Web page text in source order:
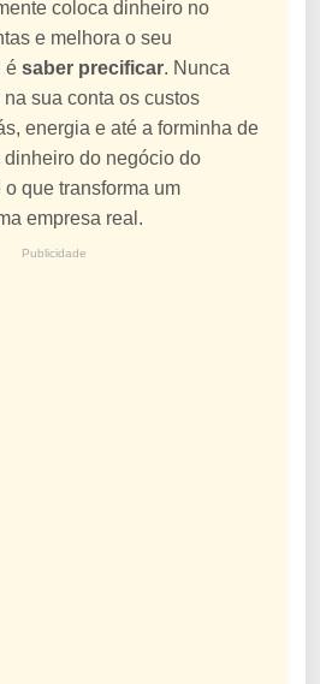
coloca dinheiro no
e melhora o seu
é saber precificar. Nunca
sua conta os custos
energia e até a forminha de
do negócio do
que transforma um
empresa real.
Publicidade